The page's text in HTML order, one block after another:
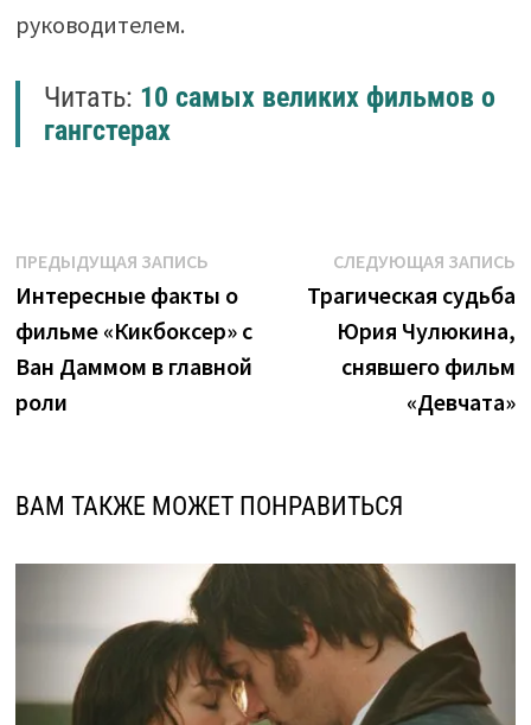
руководителем.
Читать: 10 самых великих фильмов о
гангстерах
Навигация
по
записям
ПРЕДЫДУЩАЯ ЗАПИСЬПредыдущая
запись:
Интересные факты о
фильме «Кикбоксер» с
Ван Даммом в главной
роли
СЛЕДУЮЩАЯ ЗАПИСЬ
Трагическая судьба
Юрия Чулюкина,
снявшего фильм
«Девчата»
ВАМ ТАКЖЕ МОЖЕТ ПОНРАВИТЬСЯ